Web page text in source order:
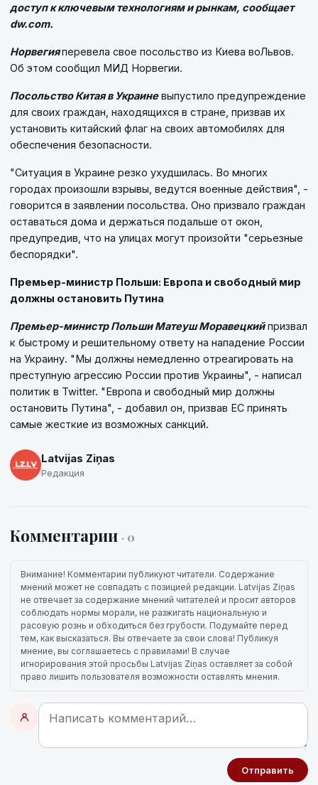
доступ к ключевым технологиям и рынкам, сообщает
dw.com.
Норвегияперевела свое посольство из Киева воЛьвов.
Об этом сообщил МИД Норвегии.
Посольство Китая в Украиневыпустило предупреждение
для своих граждан, находящихся в стране, призвав их
установить китайский флаг на своих автомобилях для
обеспечения безопасности.
"Ситуация в Украине резко ухудшилась. Во многих
городах произошли взрывы, ведутся военные действия", -
говорится в заявлении посольства. Оно призвало граждан
оставаться дома и держаться подальше от окон,
предупредив, что на улицах могут произойти "серьезные
беспорядки".
Премьер-министр Польши: Европа и свободный мир
должны остановить Путина
Премьер-министр Польши Матеуш Моравецкийпризвал
к быстрому и решительному ответу на нападение России
на Украину. "Мы должны немедленно отреагировать на
преступную агрессию России против Украины", - написал
политик в Twitter. "Европа и свободный мир должны
остановить Путина", - добавил он, призвав ЕС принять
самые жесткие из возможных санкций.
Latvijas Ziņas
Редакция
Комментарии · 0
Внимание! Комментарии публикуют читатели. Содержание
мнений может не совпадать с позицией редакции. Latvijas Ziņas
не отвечает за содержание мнений читателей и просит авторов
соблюдать нормы морали, не разжигать национальную и
расовую рознь и обходиться без грубости. Подумайте перед
тем, как высказаться. Вы отвечаете за свои слова! Публикуя
мнение, вы соглашаетесь с правилами! В случае
игнорирования этой просьбы Latvijas Ziņas оставляет за собой
право лишить пользователя возможности оставлять мнения.
Отправить